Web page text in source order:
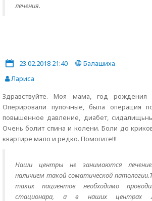
лечения.
23.02.2018 21:40
Балашиха
Лариса
Здравствуйте. Моя мама, год рождения
Оперировали пупочные, была операция
повышенное давление, диабет,
Очень болит спина и колени. Боли до
квартире мало и редко. Помогите!!!
Наши центры не занимаются
наличием такой соматической
таких пациентов необходимо
стационара, а в наших центрах